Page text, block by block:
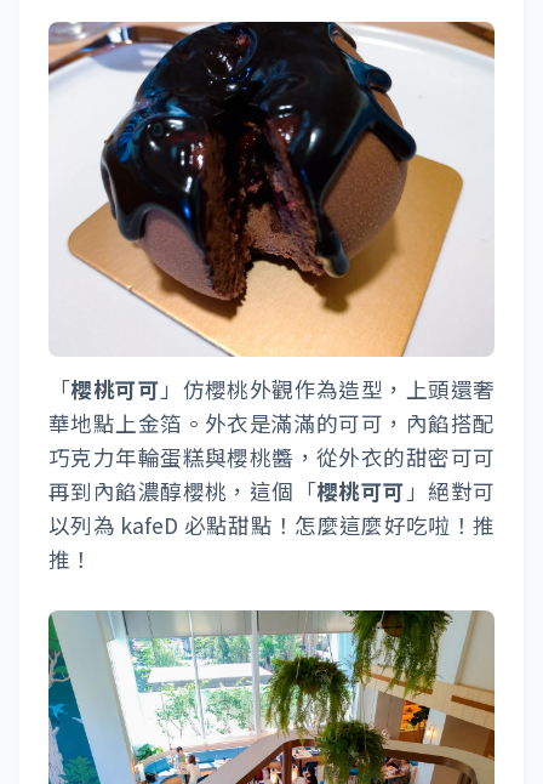
「櫻桃可可」仿櫻桃外觀作為造型，上頭還奢
華地點上金箔。外衣是滿滿的可可，內餡搭配
巧克力年輪蛋糕與櫻桃醬，從外衣的甜密可可
再到內餡濃醇櫻桃，這個「櫻桃可可」絕對可
以列為 kafeD 必點甜點！怎麼這麼好吃啦！推
推！